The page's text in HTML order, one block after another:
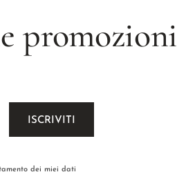
promozioni
dei miei dati